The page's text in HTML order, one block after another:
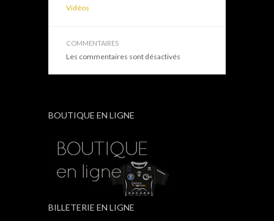
Vidéos
COMMENTAIRES
Les commentaires sont désactivés
BOUTIQUE EN LIGNE
BILLETERIE EN LIGNE